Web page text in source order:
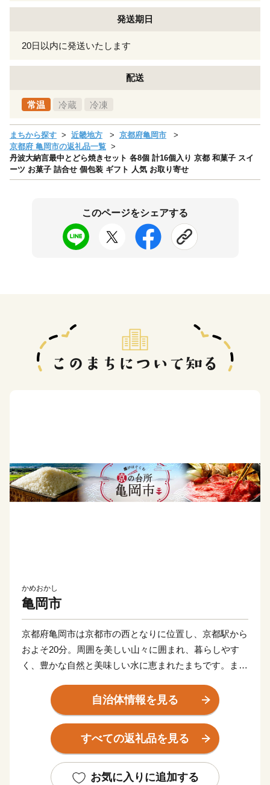
発送期日
20日以内に発送いたします
配送
常温 冷蔵 冷凍
まちから探す 近畿地方
京都府亀岡市
京都府 亀岡市の返礼品一覧
丹波大納言最中とどら焼きセット 各8個 計16個入り 京都 和菓子 スイ
ーツ お菓子 詰合せ 個包装 ギフト 人気 お取り寄せ
このページをシェアする
かめおかし
亀岡市
京都府亀岡市は京都市の西となりに位置し、京都駅から
およそ20分。周囲を美しい山々に囲まれ、暮らしやす
く、豊かな自然と美味しい水に恵まれたまちです。ま
ど日本の歴史が変わる発信点となったまちでもありま
秋から春にかけては、亀岡盆地一帯に発生する「丹波
霧」が、亀岡を象徴する風景として知られています。特
しく、絶景をお楽しみいただけます。
自治体情報を見る
すべての返礼品を見る
お気に入りに追加する